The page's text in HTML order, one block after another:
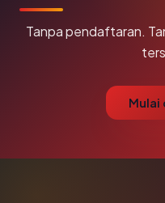
Tanpa pendaftaran.
Mulai